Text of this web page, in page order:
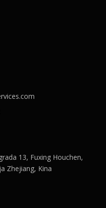
13, Fuxing Houchen,
Zhejiang, Kina